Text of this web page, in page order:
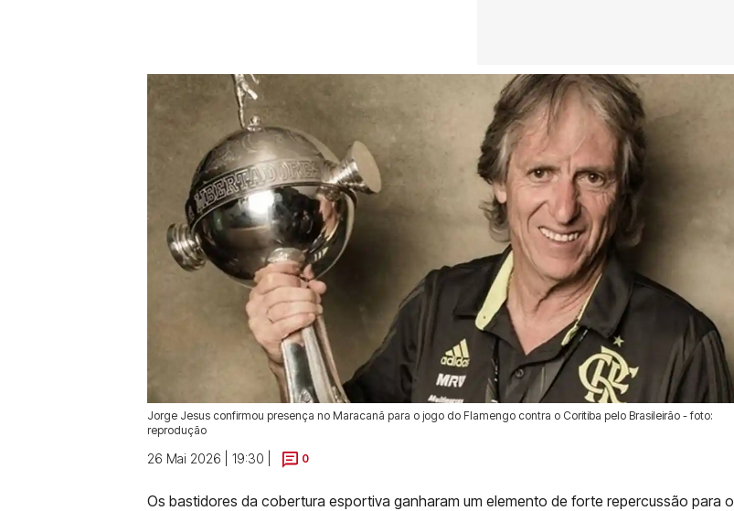
Jorge Jesus confirmou presença no Maracanã para o jogo do Flamengo contra o Coritiba pelo Brasileirão - foto:
reprodução
26 Mai 2026 | 19:30 | 0
Os bastidores da cobertura esportiva ganharam um elemento de forte repercussão para o